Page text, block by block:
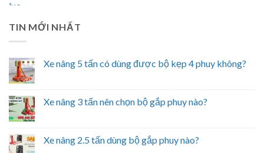
TIN MỚI NHẤT
Xe nâng 5 tấn có dùng được bộ kẹp 4 phuy không?
Xe nâng 3 tấn nên chọn bộ gắp phuy nào?
Xe nâng 2.5 tấn dùng bộ gắp phuy nào?